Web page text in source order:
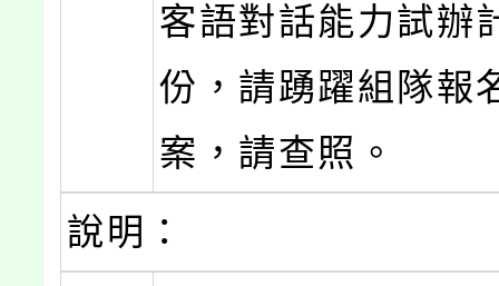
客語對話能力試辦
份，請踴躍組隊報
案，請查照。
說明：